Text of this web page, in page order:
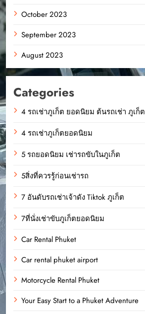
October 2023
September 2023
August 2023
Categories
4 รถเช่าภูเก็ต ยอดนิยม ต้นรถเช่า ภูเก็ต
4 รถเช่าภูเก็ตยอดนิยม
5 รถยอดนิยม เช่ารถขับในภูเก็ต
5สิ่งที่ควรรู้ก่อนเช่ารถ
7 อันดับรถเช่าเจ้าดัง Tiktok ภูเก็ต
7ที่นั่งเช่าขับภูเก็ตยอดนิยม
Car Rental Phuket
Car rental phuket airport
Motorcycle Rental Phuket
Your Easy Start to a Phuket Adventure